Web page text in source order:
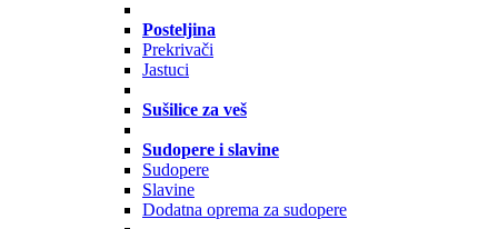
Posteljina
Prekrivači
Jastuci
Sušilice za veš
Sudopere i slavine
Sudopere
Slavine
Dodatna oprema za sudopere